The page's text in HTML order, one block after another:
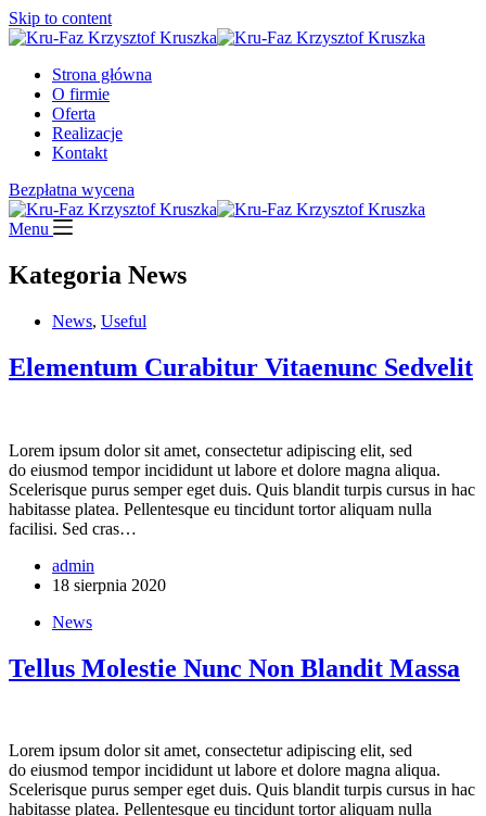
Skip to content
Strona główna
O firmie
Oferta
Realizacje
Kontakt
Bezpłatna wycena
Menu
Kategoria News
News, Useful
Elementum Curabitur Vitaenunc Sedvelit
Lorem ipsum dolor sit amet, consectetur adipiscing elit, sed
do eiusmod tempor incididunt ut labore et dolore magna aliqua.
Scelerisque purus semper eget duis. Quis blandit turpis cursus in hac
habitasse platea. Pellentesque eu tincidunt tortor aliquam nulla
facilisi. Sed cras…
admin
18 sierpnia 2020
News
Tellus Molestie Nunc Non Blandit Massa
Lorem ipsum dolor sit amet, consectetur adipiscing elit, sed
do eiusmod tempor incididunt ut labore et dolore magna aliqua.
Scelerisque purus semper eget duis. Quis blandit turpis cursus in hac
habitasse platea. Pellentesque eu tincidunt tortor aliquam nulla